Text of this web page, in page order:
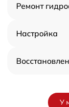
Ремонт
Настройка
У